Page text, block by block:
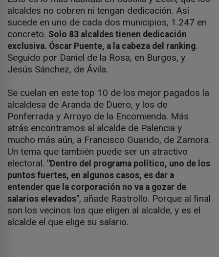
alcaldes no cobren ni tengan dedicación. Así
sucede en uno de cada dos municipios, 1.247 en
concreto. Solo 83 alcaldes tienen dedicación
exclusiva. Óscar Puente, a la cabeza del ranking.
Seguido por Daniel de la Rosa, en Burgos, y
Jesús Sánchez, de Ávila.
Se cuelan en este top 10 de los mejor pagados la
alcaldesa de Aranda de Duero, y los de
Ponferrada y Arroyo de la Encomienda. Más
atrás encontramos al alcalde de Palencia y
mucho más aún, a Francisco Guarido, de Zamora.
Un tema que también puede ser un atractivo
electoral. "Dentro del programa político, uno de los
puntos fuertes, en algunos casos, es dar a
entender que la corporación no va a gozar de
salarios elevados", añade Rastrollo. Porque al final
son los vecinos los que eligen al alcalde, y es el
alcalde el que elige su salario.